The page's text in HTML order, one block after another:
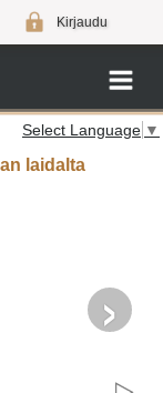
Kirjaudu
Select Language ▼
laidalta
›